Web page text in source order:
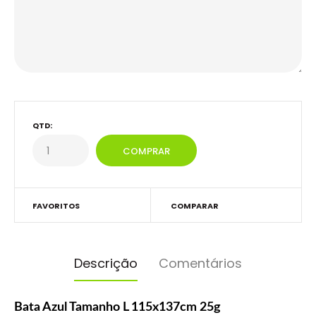
QTD:
FAVORITOS COMPARAR
Descrição Comentários
Bata Azul Tamanho L 115x137cm 25g